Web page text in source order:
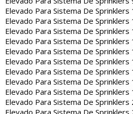
Elevado Para Sistema De
Elevado Para Sistema De
Elevado Para Sistema De
Elevado Para Sistema De
Elevado Para Sistema De
Elevado Para Sistema De
Elevado Para Sistema De
Elevado Para Sistema De
Elevado Para Sistema De
Elevado Para Sistema De